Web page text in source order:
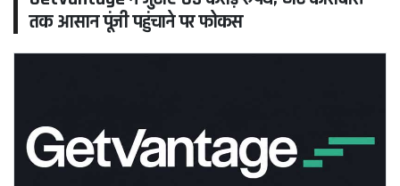
तक आसान पूंजी पहुंचाने पर फोकस